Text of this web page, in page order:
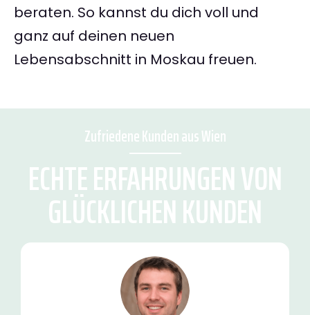
beraten. So kannst du dich voll und
ganz auf deinen neuen
Lebensabschnitt in Moskau freuen.
Zufriedene Kunden aus Wien
ECHTE ERFAHRUNGEN VON
GLÜCKLICHEN KUNDEN